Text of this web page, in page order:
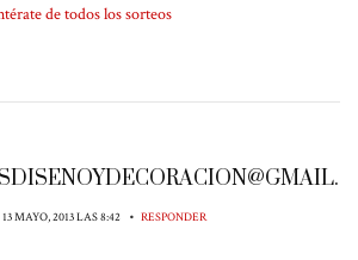
de todos los sorteos
13 MAYO, 2013 LAS 8:42 • RESPONDER